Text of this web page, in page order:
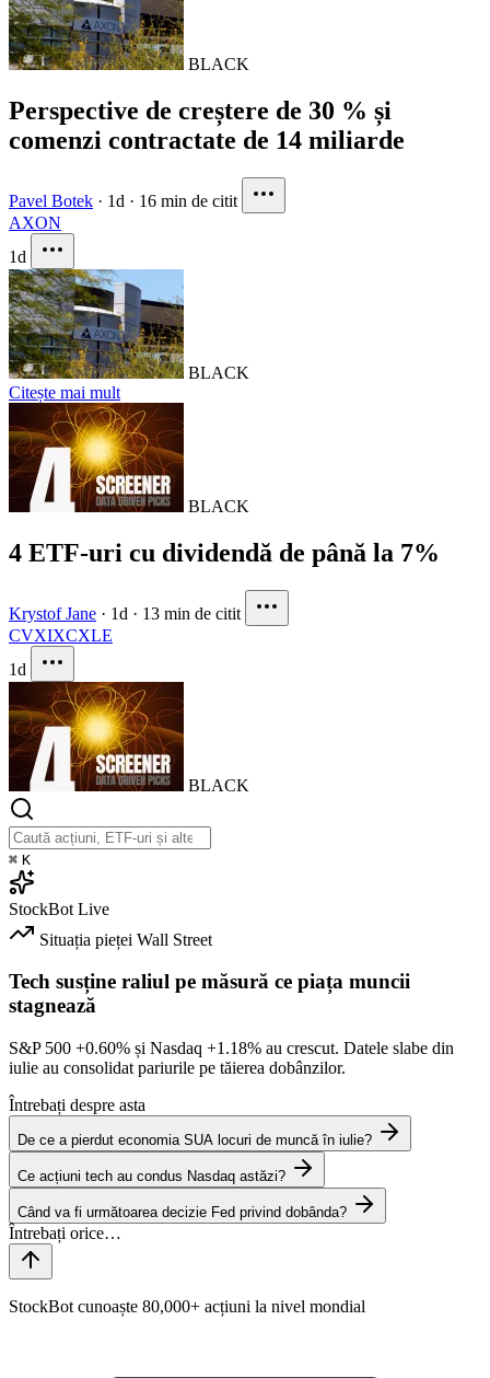
BLACK
Perspective de creștere de 30 % și
comenzi contractate de 14 miliarde
Pavel Botek · 1d · 16 min de citit
AXON
1d
BLACK
Citește mai mult
BLACK
4 ETF-uri cu dividendă de până la 7%
Krystof Jane · 1d · 13 min de citit
CVXIXCXLE
1d
BLACK
⌘ K
StockBot Live
Situația pieței Wall Street
Tech susține raliul pe măsură ce piața muncii
stagnează
S&P 500 +0.60% și Nasdaq +1.18% au crescut. Datele slabe din
iulie au consolidat pariurile pe tăierea dobânzilor.
Întrebați despre asta
De ce a pierdut economia SUA locuri de muncă în iulie?
Ce acțiuni tech au condus Nasdaq astăzi?
Când va fi următoarea decizie Fed privind dobânda?
StockBot cunoaște 80,000+ acțiuni la nivel mondial